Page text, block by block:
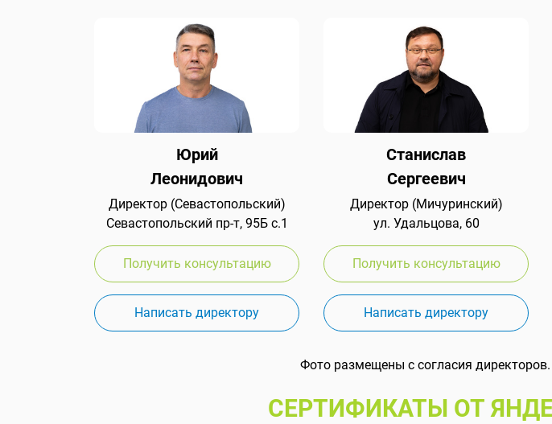
Юрий
Леонидович
Директор (Севастопольский)
Севастопольский пр-т, 95Б с.1
Получить консультацию
Написать директору
Станислав
Сергеевич
Директор (Мичуринский)
ул. Удальцова, 60
Получить консультацию
Написать директору
Фото размещены с согласия
СЕРТИФИКАТЫ ОТ